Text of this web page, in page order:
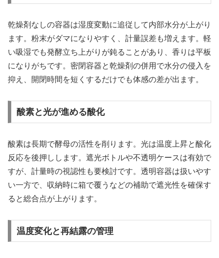
乾燥剤なしの容器は湿度変動に追従して内部水分が上がり
ます。粉末がダマになりやすく、計量誤差も増えます。軽
い吸湿でも発酵立ち上がりが鈍ることがあり、香りは平板
になりがちです。密閉容器と乾燥剤の併用で水分の侵入を
抑え、開閉時間を短くするだけでも体感の差が出ます。
酸素と光が進める酸化
酸素は長期で酵母の活性を削ります。光は温度上昇と酸化
反応を後押しします。遮光ボトルや不透明ケースは有効で
すが、計量時の視認性も要検討です。透明容器は扱いやす
い一方で、収納時に箱で覆うなどの補助で遮光性を確保す
ると総合点が上がります。
温度変化と再結露の管理